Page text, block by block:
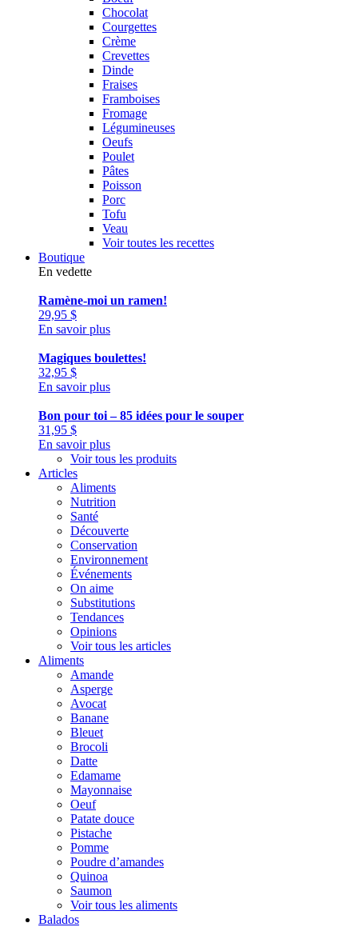
Chocolat
Courgettes
Crème
Crevettes
Dinde
Fraises
Framboises
Fromage
Légumineuses
Oeufs
Poulet
Pâtes
Poisson
Porc
Tofu
Veau
Voir toutes les recettes
Boutique
En vedette
Ramène-moi un ramen!
29,95 $
En savoir plus
Magiques boulettes!
32,95 $
En savoir plus
Bon pour toi – 85 idées pour le souper
31,95 $
En savoir plus
Voir tous les produits
Articles
Aliments
Nutrition
Santé
Découverte
Conservation
Environnement
Événements
On aime
Substitutions
Tendances
Opinions
Voir tous les articles
Aliments
Amande
Asperge
Avocat
Banane
Bleuet
Brocoli
Datte
Edamame
Mayonnaise
Oeuf
Patate douce
Pistache
Pomme
Poudre d’amandes
Quinoa
Saumon
Voir tous les aliments
Balados